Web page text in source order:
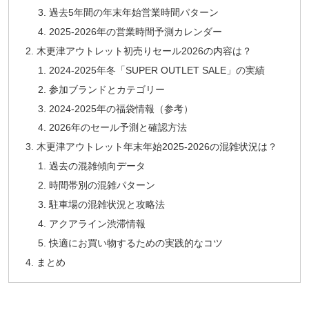
過去5年間の年末年始営業時間パターン
2025-2026年の営業時間予測カレンダー
木更津アウトレット初売りセール2026の内容は？
2024-2025年冬「SUPER OUTLET SALE」の実績
参加ブランドとカテゴリー
2024-2025年の福袋情報（参考）
2026年のセール予測と確認方法
木更津アウトレット年末年始2025-2026の混雑状況は？
過去の混雑傾向データ
時間帯別の混雑パターン
駐車場の混雑状況と攻略法
アクアライン渋滞情報
快適にお買い物するための実践的なコツ
まとめ